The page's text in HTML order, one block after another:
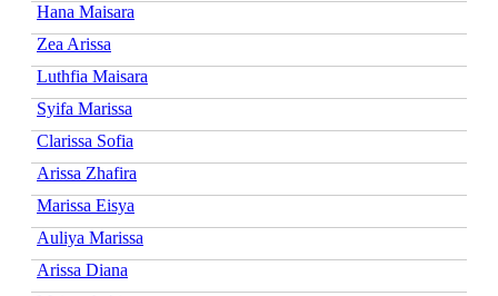
Hana Maisara
Zea Arissa
Luthfia Maisara
Syifa Marissa
Clarissa Sofia
Arissa Zhafira
Marissa Eisya
Auliya Marissa
Arissa Diana